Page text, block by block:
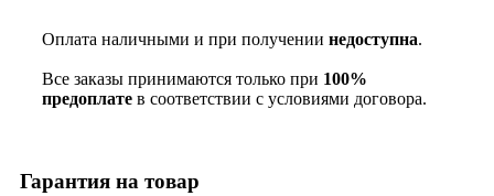
Оплата наличными и при получении недоступна.
Все заказы принимаются только при 100%
предоплате в соответствии с условиями договора.
Гарантия на товар